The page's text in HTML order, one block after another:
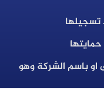
تسجيلها
باسم الشركة وهو